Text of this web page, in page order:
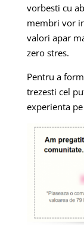
vorbesti cu
membri vor
valori apar
zero stres.
Pentru a
trezesti cel
experienta